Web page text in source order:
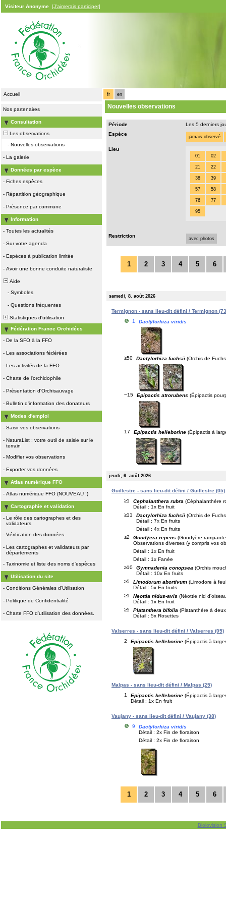
Visiteur Anonyme [J'aimerais participer]
Accueil
Nos partenaires
Consultation
Les observations
- Nouvelles observations
- La galerie
Données par espèce
- Fiches espèces
- Répartition géographique
- Présence par commune
Information
- Toutes les actualités
- Sur votre agenda
- Espèces à publication limitée
- Avoir une bonne conduite naturaliste
Aide
- Symboles
- Questions fréquentes
Statistiques d'utilisation
Fédération France Orchidées
- De la SFO à la FFO
- Les associations fédérées
- Les activités de la FFO
- Charte de l'orchidophile
- Présentation d'Orchisauvage
- Bulletin d'information des donateurs
Modes d'emploi
- Saisir vos observations
- NaturaList : votre outil de saisie sur le
terrain
- Modifier vos observations
- Exporter vos données
Atlas numérique FFO
- Atlas numérique FFO (NOUVEAU !)
Cartographie et validation
- Le rôle des cartographes et des
validateurs
- Vérification des données
- Les cartographes et validateurs par
départements
- Taxinomie et liste des noms d'espèces
Utilisation du site
- Conditions Générales d'Utilisation
- Politique de Confidentialité
- Charte FFO d'utilisation des données.
fr en
Nouvelles observations
Période
Les 5 derniers
Espèce
jamais observé
Lieu
01 02
21 22
38 39
57 58
76 77
95
Restriction avec photos
1 2 3 4 5 6
samedi, 8. août 2026
Termignon - sans lieu-dit défini / Termignon
1
Dactylorhiza viridis
≥50 Dactylorhiza fuchsii (Orchis de
~15 Epipactis atrorubens (Épipactis
17 Epipactis helleborine (Épipactis à
jeudi, 6. août 2026
Guillestre - sans lieu-dit défini / Guillestre (05)
≥1
Cephalanthera rubra (Céphalanthère
Détail : 1x En fruit
≥11
Dactylorhiza fuchsii (Orchis de
Détail : 7x En fruits
Détail : 4x En fruits
≥2
Goodyera repens (Goodyère
Observations diverses (y compris vos
Détail : 1x En fruit
Détail : 1x Fanée
≥10
Gymnadenia conopsea (Orchis
Détail : 10x En fruits
≥5
Limodorum abortivum (Limodore à
Détail : 5x En fruits
≥1
Neottia nidus-avis (Néottie nid
Détail : 1x En fruit
≥5
Platanthera bifolia (Platanthère à
Détail : 5x Rosettes
Valserres - sans lieu-dit défini / Valserres (05)
2
Epipactis helleborine (Épipactis à
Malpas - sans lieu-dit défini / Malpas (25)
1
Epipactis helleborine (Épipactis à
Détail : 1x En fruit
Vaujany - sans lieu-dit défini / Vaujany (38)
9
Dactylorhiza viridis
Détail : 2x Fin de floraison
Détail : 2x Fin de floraison
1 2 3 4 5 6
Biolovision